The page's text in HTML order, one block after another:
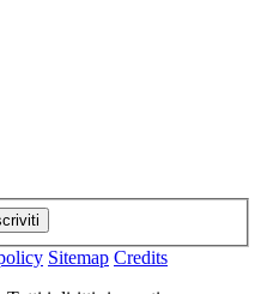
Sitemap Credits